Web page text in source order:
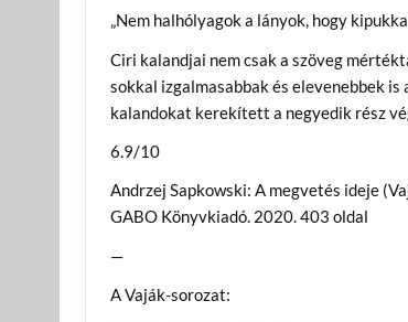
„Nem halhólyagok a lányok, hogy
Ciri kalandjai nem csak a szöveg
sokkal izgalmasabbak és elevenebbek
kalandokat kerekített a negyedik rész
6.9/10
Andrzej Sapkowski: A megvetés ideje
GABO Könyvkiadó. 2020. 403 oldal
—
A Vaják-sorozat: